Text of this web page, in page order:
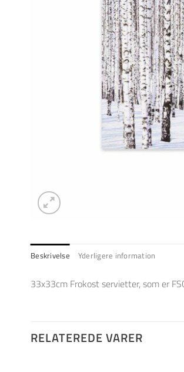
Beskrivelse Yderligere information
33x33cm Frokost servietter, som er
RELATEREDE VARER